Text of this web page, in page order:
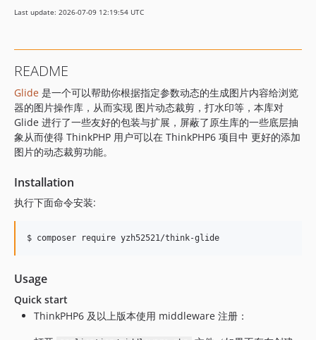
Last update: 2026-07-09 12:19:54 UTC
README
Glide 是一个可以帮助你根据指定参数动态的生成图片内容给浏览
器的图片操作库，从而实现 图片动态裁剪，打水印等，本库对
Glide 进行了一些友好的包装与扩展，屏蔽了原生库的一些底层抽
象从而使得 ThinkPHP 用户可以在 ThinkPHP6 项目中 更好的添加
图片的动态裁剪功能。
Installation
执行下面命令安装:
$ composer require yzh52521/think-glide
Usage
Quick start
ThinkPHP6 及以上版本使用 middleware 注册：